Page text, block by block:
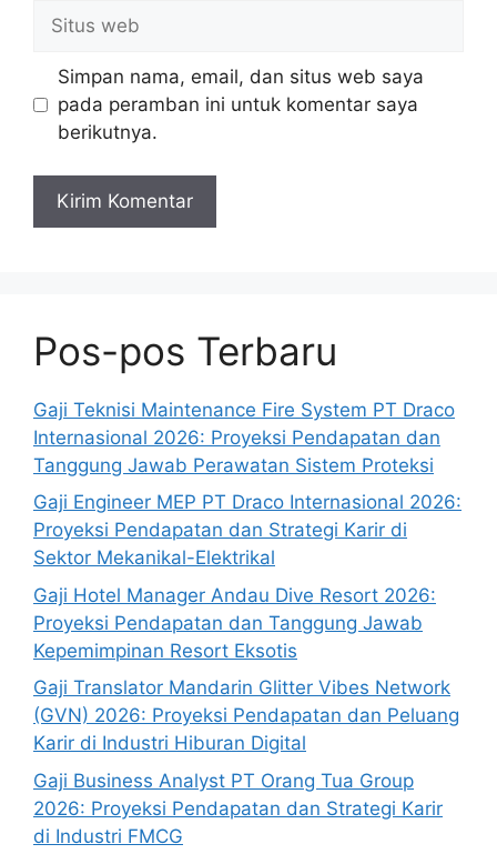
Situs
web
Simpan nama, email, dan situs web saya
pada peramban ini untuk komentar saya
berikutnya.
Pos-pos Terbaru
Gaji Teknisi Maintenance Fire System PT Draco
Internasional 2026: Proyeksi Pendapatan dan
Tanggung Jawab Perawatan Sistem Proteksi
Gaji Engineer MEP PT Draco Internasional 2026:
Proyeksi Pendapatan dan Strategi Karir di
Sektor Mekanikal-Elektrikal
Gaji Hotel Manager Andau Dive Resort 2026:
Proyeksi Pendapatan dan Tanggung Jawab
Kepemimpinan Resort Eksotis
Gaji Translator Mandarin Glitter Vibes Network
(GVN) 2026: Proyeksi Pendapatan dan Peluang
Karir di Industri Hiburan Digital
Gaji Business Analyst PT Orang Tua Group
2026: Proyeksi Pendapatan dan Strategi Karir
di Industri FMCG